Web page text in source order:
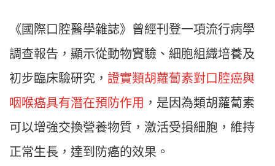
《國際口腔醫學雜誌》曾經刊登一項流行病學
調查報告，顯示從動物實驗、細胞組織培養及
初步臨床驗研究， 證實類胡蘿蔔素對口腔癌與
咽喉癌具有潛在預防作用 ，是因為類胡蘿蔔素
可以增強交換營養物質，激活受損細胞，維持
正常生長，達到防癌的效果。